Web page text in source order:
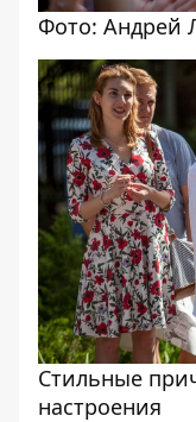
Фото: Андрей
Стильные
настроения